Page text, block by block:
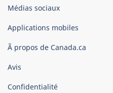
Organisation
gouvernement
Canada
Médias sociaux
Applications mobiles
Ã propos de Canada.ca
Avis
Confidentialité